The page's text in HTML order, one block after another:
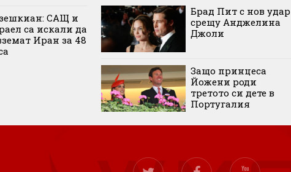
САЩ и
са искали да
Иран за 48
Брад Пит с нов удар
срещу Анджелина
Джоли
Защо принцеса
Йожени роди
третото си дете в
Португалия